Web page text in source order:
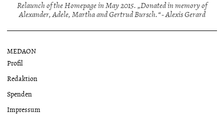
Relaunch of the Homepage in May 2015. „Donated in memory of
Alexander, Adele, Martha and Gertrud Bursch.“ - Alexis Gerard
MEDAON
Profil
Redaktion
Spenden
Impressum